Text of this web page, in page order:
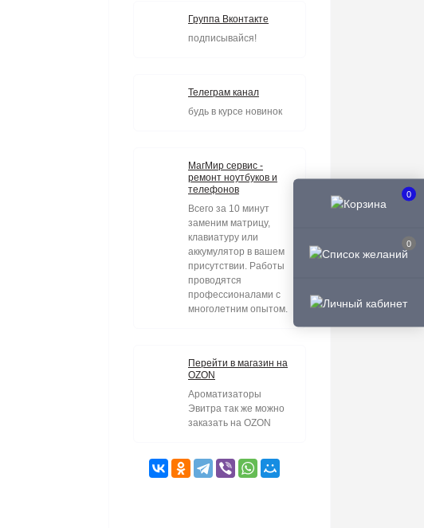
0
0
Группа Вконтакте
подписывайся!
Телеграм канал
будь в курсе новинок
МагМир сервис -
ремонт ноутбуков и
телефонов
Всего за 10 минут
заменим матрицу,
клавиатуру или
аккумулятор в вашем
присутствии. Работы
проводятся
профессионалами с
многолетним опытом.
Перейти в магазин на
OZON
Ароматизаторы
Эвитра так же можно
заказать на OZON